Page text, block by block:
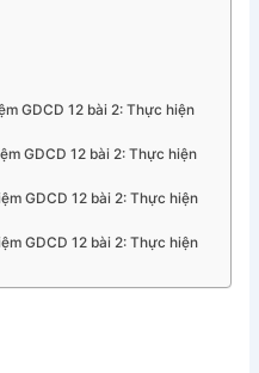
GDCD 12 bài 2: Thực hiện
GDCD 12 bài 2: Thực hiện
GDCD 12 bài 2: Thực hiện
GDCD 12 bài 2: Thực hiện